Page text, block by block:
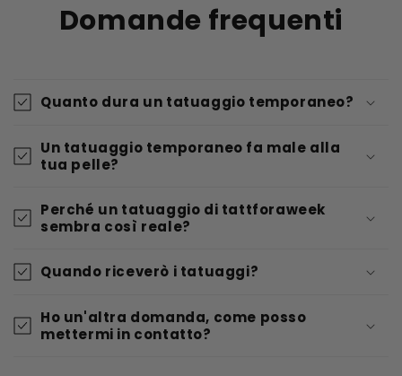
Domande frequenti
Quanto dura un tatuaggio temporaneo?
Un tatuaggio temporaneo fa male alla
tua pelle?
Perché un tatuaggio di tattforaweek
sembra così reale?
Quando riceverò i tatuaggi?
Ho un'altra domanda, come posso
mettermi in contatto?